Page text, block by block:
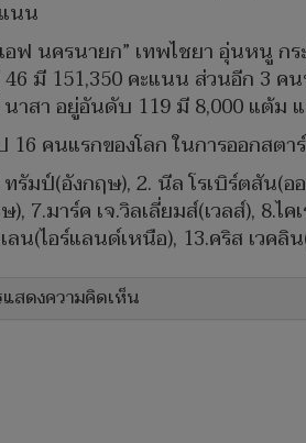
นน
อฟ นครนายก” เทพไชยา อุ่นหนู
มี 151,350 คะแนน ส่วนอีก 3 ค
าสา อยู่อันดับ 119 มี 8,000 แต้ม
16 คนแรกของโลก ในการออกสต
รัมป์(อังกฤษ), 2. นีล โรเบิร์ตสัน(
), 7.มาร์ค เจ.วิลเลี่ยมส์(เวลส์), 8.
ลน(ไอร์แลนด์เหนือ), 13.คริส เวค
แสดงความคิดเห็น